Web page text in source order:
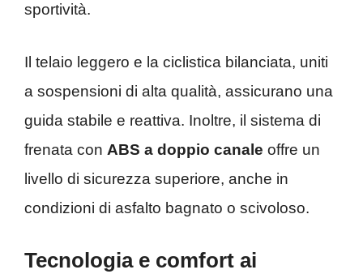
sportività.
Il telaio leggero e la ciclistica bilanciata, uniti
a sospensioni di alta qualità, assicurano una
guida stabile e reattiva. Inoltre, il sistema di
frenata con ABS a doppio canale offre un
livello di sicurezza superiore, anche in
condizioni di asfalto bagnato o scivoloso.
Tecnologia e comfort ai